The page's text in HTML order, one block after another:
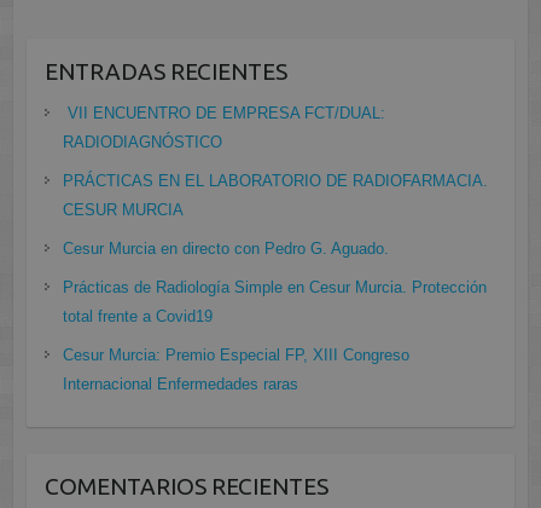
ENTRADAS RECIENTES
VII ENCUENTRO DE EMPRESA FCT/DUAL:
RADIODIAGNÓSTICO
PRÁCTICAS EN EL LABORATORIO DE RADIOFARMACIA.
CESUR MURCIA
Cesur Murcia en directo con Pedro G. Aguado.
Prácticas de Radiología Simple en Cesur Murcia. Protección
total frente a Covid19
Cesur Murcia: Premio Especial FP, XIII Congreso
Internacional Enfermedades raras
COMENTARIOS RECIENTES